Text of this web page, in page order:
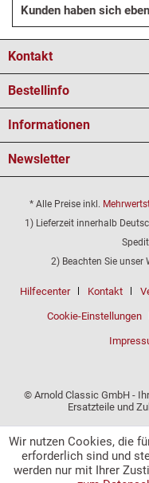
Kunden haben sich
Kontakt
Bestellinfo
Informationen
Newsletter
* Alle Preise inkl.
1) Lieferzeit innerhalb
2) Beachten Sie
Hilfecenter Kontakt
Cookie-Einstellungen
© Arnold Classic GmbH -
Ersatzteile und
Wir nutzen Cookies, die
erforderlich sind und
werden nur mit Ihrer